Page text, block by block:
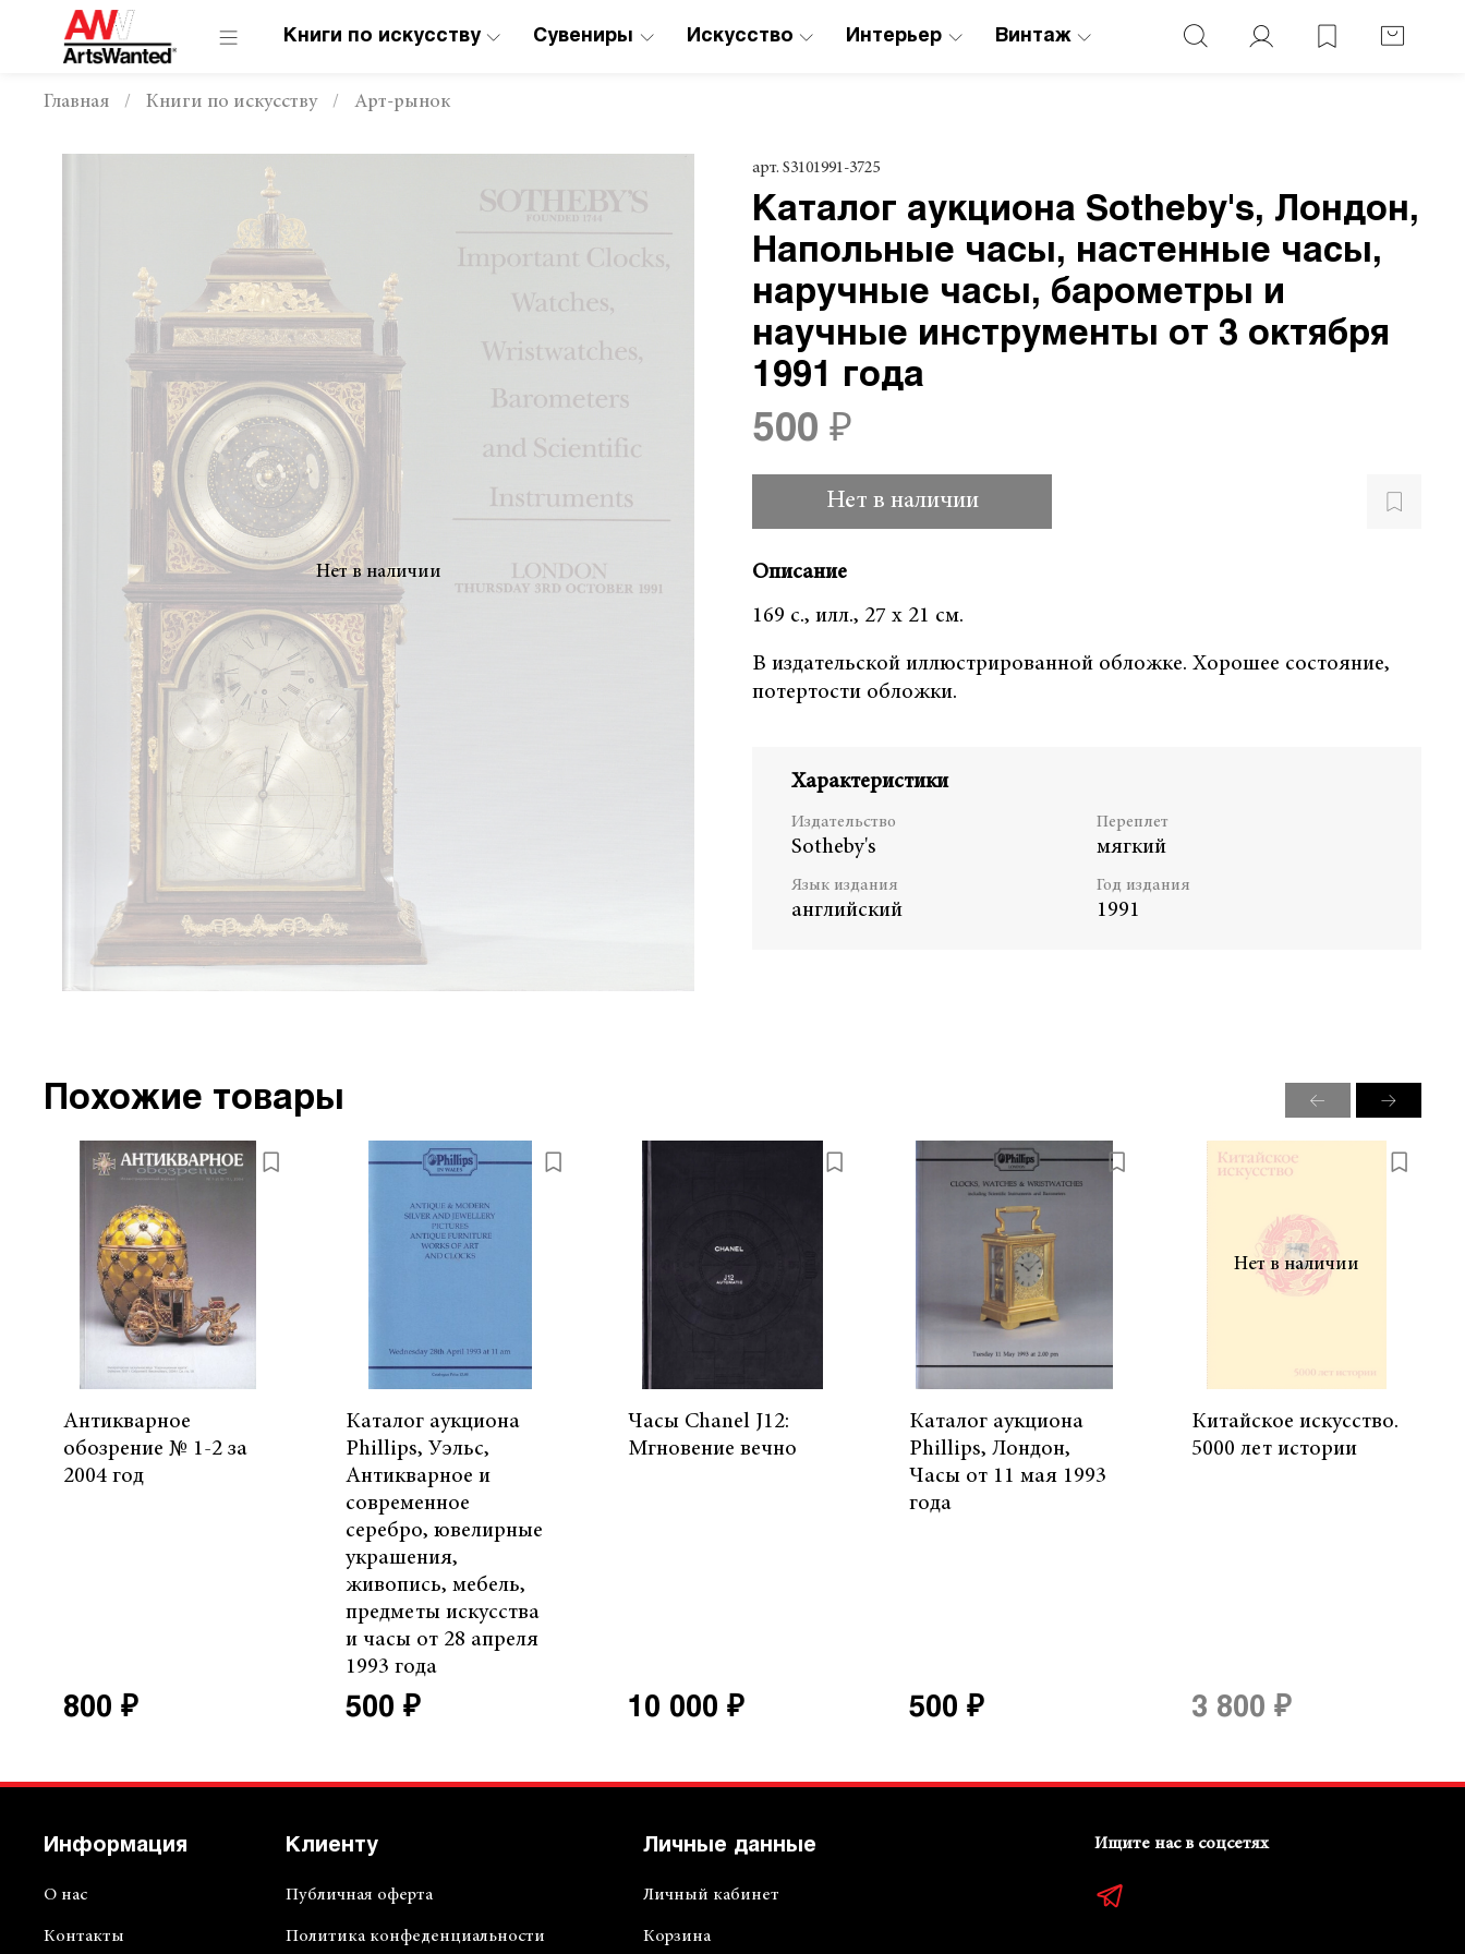
Книги по искусству Сувениры Искусство Интерьер Винтаж
Главная Книги по искусству Арт-рынок
Нет в наличии
арт. S3101991-3725
Каталог аукциона Sotheby's, Лондон,
Напольные часы, настенные часы,
наручные часы, барометры и
научные инструменты от 3 октября
1991 года
500 ₽
Нет в наличии
Описание
169 с., илл., 27 х 21 см.
В издательской иллюстрированной обложке. Хорошее состояние,
потертости обложки.
Характеристики
Издательство
Sotheby's
Переплет
мягкий
Язык издания
английский
Год издания
1991
Похожие товары
Антикварное
обозрение № 1-2 за
2004 год
800 ₽
Каталог аукциона
Phillips, Уэльс,
Антикварное и
современное
серебро, ювелирные
украшения,
живопись, мебель,
предметы искусства
и часы от 28 апреля
1993 года
500 ₽
Часы Chanel J12:
Мгновение вечно
10 000 ₽
Каталог аукциона
Phillips, Лондон,
Часы от 11 мая 1993
года
500 ₽
Нет в наличии
Китайское искусство.
5000 лет истории
3 800 ₽
Информация
О нас
Контакты
Клиенту
Публичная оферта
Политика конфеденциальности
Личные данные
Личный кабинет
Корзина
Ищите нас в соцсетях